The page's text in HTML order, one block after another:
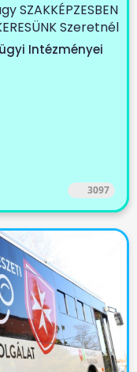
SZAKKÉPZESBEN
Szeretnél
Intézményei
3097